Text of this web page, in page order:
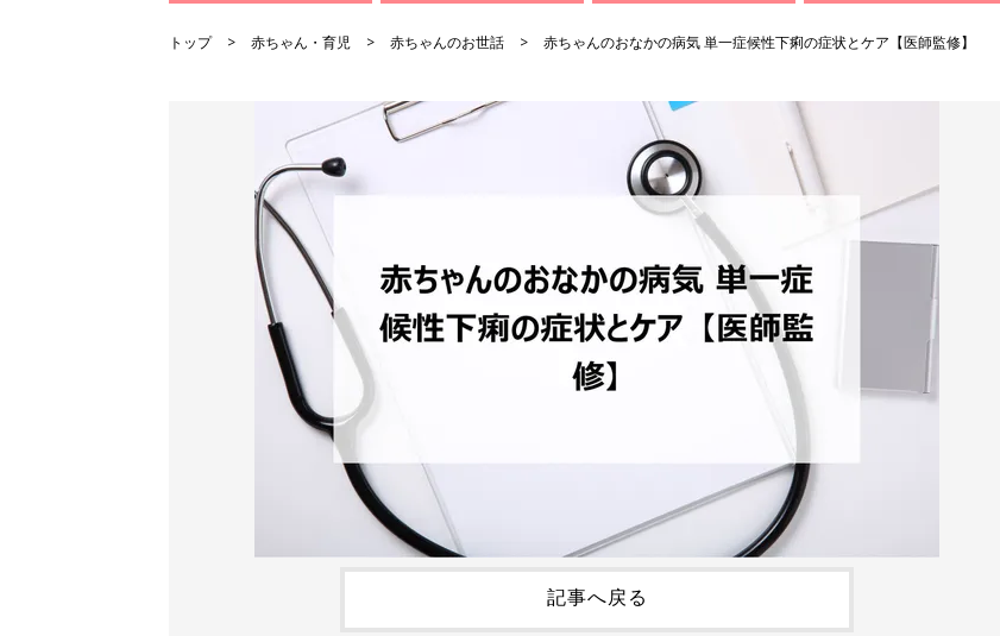
トップ 赤ちゃん・育児 赤ちゃんのお世話 赤ちゃんのおなかの病気 単一症候性下痢の症状とケア【医師監修】
記事へ戻る